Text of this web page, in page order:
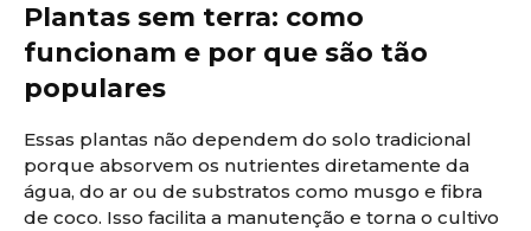
Plantas sem terra: como
funcionam e por que são tão
populares
Essas plantas não dependem do solo tradicional
porque absorvem os nutrientes diretamente da
água, do ar ou de substratos como musgo e fibra
de coco. Isso facilita a manutenção e torna o cultivo